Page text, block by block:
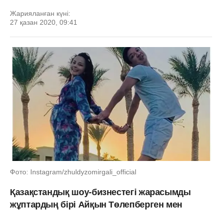
Жарияланған күні:
27 қазан 2020, 09:41
Фото: Instagram/zhuldyzomirgali_official
Қазақстандық шоу-бизнестегі жарасымды
жұптардың бірі Айқын Төлепберген мен